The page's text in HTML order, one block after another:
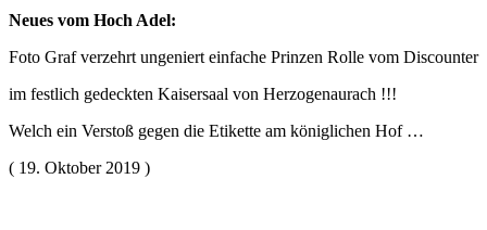
Neues vom Hoch Adel:
Foto Graf verzehrt ungeniert einfache Prinzen Rolle vom Discounter
im festlich gedeckten Kaisersaal von Herzogenaurach !!!
Welch ein Verstoß gegen die Etikette am königlichen Hof …
( 19. Oktober 2019 )